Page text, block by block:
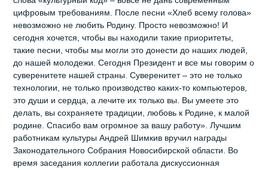
цифровым требованиям. После песни «Хлеб всему голова»
невозможно не любить Родину. Просто невозможно! И
сегодня хочется, чтобы вы находили такие приоритеты,
такие песни, чтобы мы могли это донести до наших людей,
до нашей молодежи. Сегодня Президент и все мы говорим о
суверенитете нашей страны. Суверенитет – это не только
технологии, не только производство каких-то компьютеров,
это души и сердца, а лечите их только вы. Вы умеете это
делать, вы сохраняете традиции, любовь к Родине, к малой
родине. Спасибо вам огромное за вашу работу». Лучшим
работникам культуры Андрей Шимкив вручил награды
Законодательного Собрания Новосибирской области. Во
время заседания коллегии работала дискуссионная